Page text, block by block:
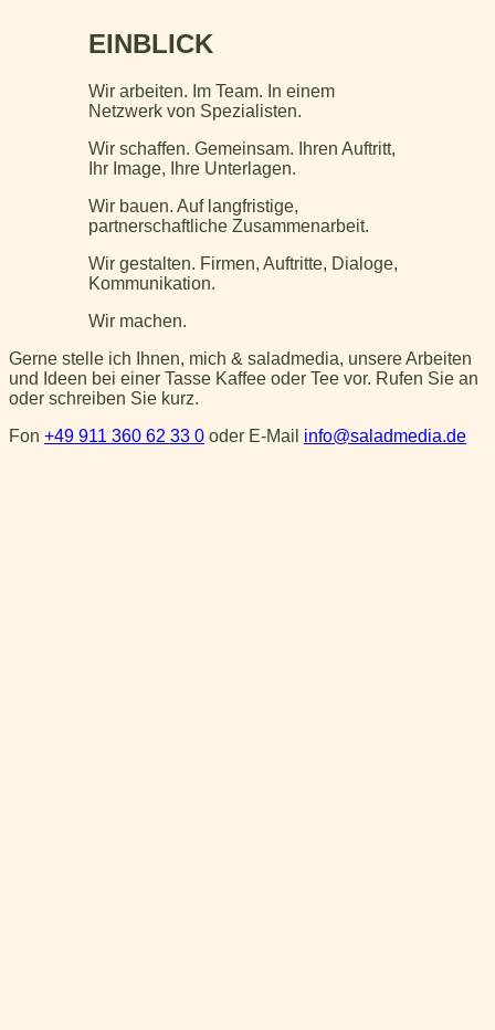
EINBLICK
Wir arbeiten. Im Team. In einem
Netzwerk von Spezialisten.
Wir schaffen. Gemeinsam. Ihren Auftritt,
Ihr Image, Ihre Unterlagen.
Wir bauen. Auf langfristige,
partnerschaftliche Zusammenarbeit.
Wir gestalten. Firmen, Auftritte, Dialoge,
Kommunikation.
Wir machen.
Gerne stelle ich Ihnen, mich & saladmedia, unsere Arbeiten
und Ideen bei einer Tasse Kaffee oder Tee vor. Rufen Sie an
oder schreiben Sie kurz.
Fon +49 911 360 62 33 0 oder E-Mail info@saladmedia.de